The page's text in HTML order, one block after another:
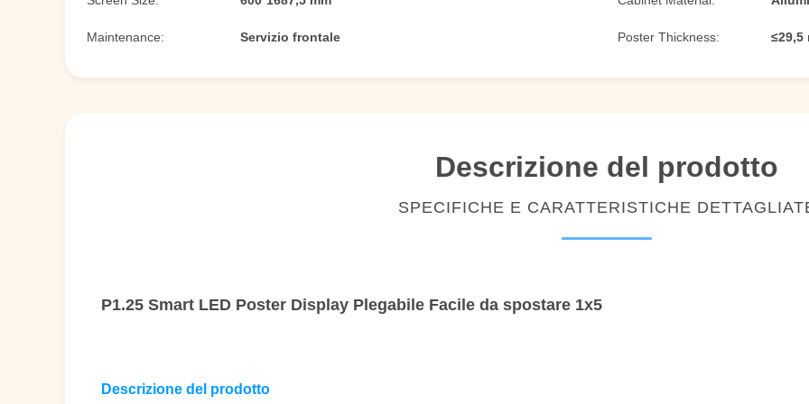
Maintenance: Servizio frontale Poster Thickness: ≤29,5
Descrizione del prodotto
SPECIFICHE E CARATTERISTICHE
P1.25 Smart LED Poster Display Plegabile Facile da spostare 1x5
Descrizione del prodotto